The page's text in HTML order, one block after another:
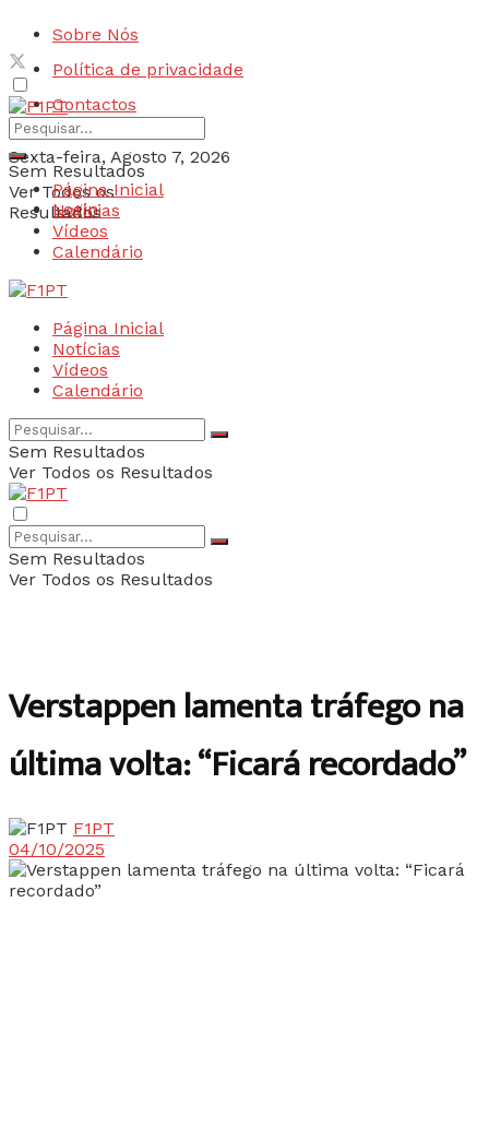
Sobre Nós
Política de privacidade
Contactos
Sexta-feira, Agosto 7, 2026
Login
Sem Resultados
Ver Todos os
Resultados
Página Inicial
Notícias
Vídeos
Calendário
Página Inicial
Notícias
Vídeos
Calendário
Sem Resultados
Ver Todos os Resultados
Sem Resultados
Ver Todos os Resultados
Verstappen lamenta tráfego na
última volta: “Ficará recordado”
F1PT
04/10/2025